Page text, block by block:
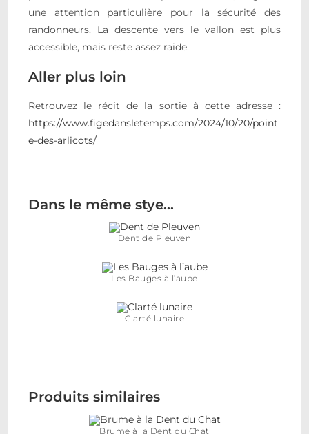
une attention particulière pour la sécurité des
randonneurs. La descente vers le vallon est plus
accessible, mais reste assez raide.
Aller plus loin
Retrouvez le récit de la sortie à cette adresse :
https://www.figedansletemps.com/2024/10/20/point
e-des-arlicots/
Dans le même stye…
Dent de Pleuven
Les Bauges à l’aube
Clarté lunaire
Produits similaires
Brume à la Dent du Chat